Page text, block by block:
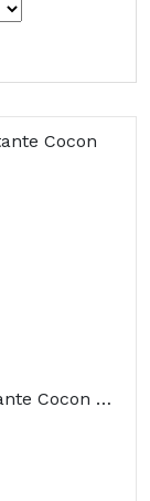
A-Derma Bebé Primal creme hidratante Cocon 100ml